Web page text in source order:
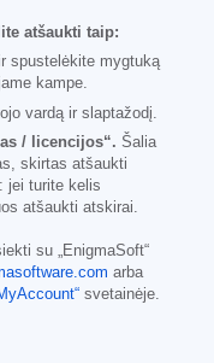
atšaukti taip:
ir spustelėkite mygtuką
kampe.
vardą ir slaptažodį.
/ licencijos“. Šalia
skirtas atšaukti
jei turite kelis
atšaukti atskirai.
su „EnigmaSoft“
arba
svetainėje.